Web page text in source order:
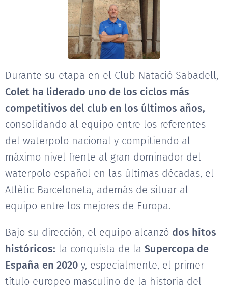
Durante su etapa en el Club Natació Sabadell,
Colet ha liderado uno de los ciclos más
competitivos del club en los últimos años,
consolidando al equipo entre los referentes
del waterpolo nacional y compitiendo al
máximo nivel frente al gran dominador del
waterpolo español en las últimas décadas, el
Atlètic-Barceloneta, además de situar al
equipo entre los mejores de Europa.
Bajo su dirección, el equipo alcanzó dos hitos
históricos: la conquista de la Supercopa de
España en 2020 y, especialmente, el primer
título europeo masculino de la historia del